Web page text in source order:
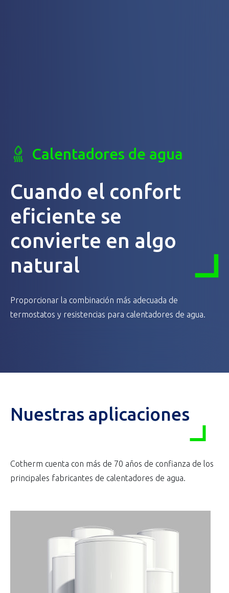
Calentadores de agua
Cuando el confort
eficiente se
convierte en algo
natural
Proporcionar la combinación más adecuada de
termostatos y resistencias para calentadores de agua.
Nuestras aplicaciones
Cotherm cuenta con más de 70 años de confianza de los
principales fabricantes de calentadores de agua.